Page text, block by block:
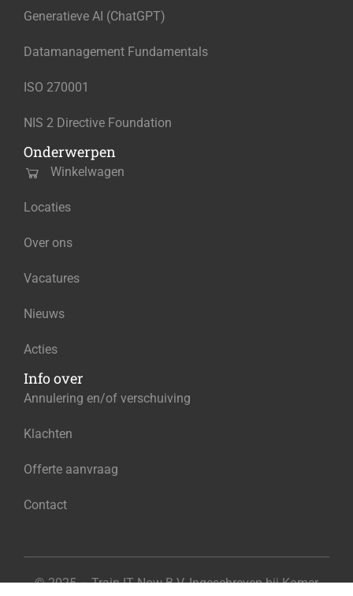
Generatieve AI (ChatGPT)
Datamanagement Fundamentals
ISO 270001
NIS 2 Directive Foundation
Onderwerpen
Winkelwagen
Locaties
Over ons
Vacatures
Nieuws
Acties
Info over
Annulering en/of verschuiving
Klachten
Offerte aanvraag
Contact
© 2025 – Train IT Now B.V. Ingeschreven bij Kamer